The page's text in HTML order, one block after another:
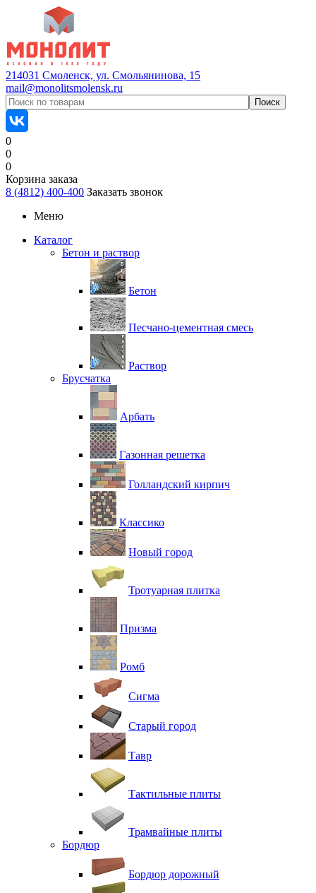
214031 Смоленск, ул. Смольянинова, 15
mail@monolitsmolensk.ru
0
0
0
Корзина заказа
8 (4812) 400-400 Заказать звонок
Меню
Каталог
Бетон и раствор
Бетон
Песчано-цементная смесь
Раствор
Брусчатка
Арбать
Газонная решетка
Голландский кирпич
Классико
Новый город
Тротуарная плитка
Призма
Ромб
Сигма
Старый город
Тавр
Тактильные плиты
Трамвайные плиты
Бордюр
Бордюр дорожный